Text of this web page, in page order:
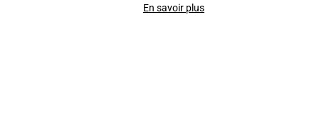
En savoir plus